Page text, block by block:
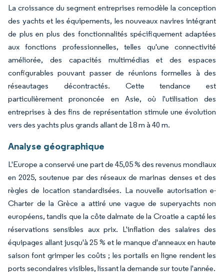
La croissance du segment entreprises remodèle la conception
des yachts et les équipements, les nouveaux navires intégrant
de plus en plus des fonctionnalités spécifiquement adaptées
aux fonctions professionnelles, telles qu'une connectivité
améliorée, des capacités multimédias et des espaces
configurables pouvant passer de réunions formelles à des
réseautages décontractés. Cette tendance est
particulièrement prononcée en Asie, où l'utilisation des
entreprises à des fins de représentation stimule une évolution
vers des yachts plus grands allant de 18 m à 40 m.
Analyse géographique
L'Europe a conservé une part de 45,05 % des revenus mondiaux
en 2025, soutenue par des réseaux de marinas denses et des
règles de location standardisées. La nouvelle autorisation e-
Charter de la Grèce a attiré une vague de superyachts non
européens, tandis que la côte dalmate de la Croatie a capté les
réservations sensibles aux prix. L'inflation des salaires des
équipages allant jusqu'à 25 % et le manque d'anneaux en haute
saison font grimper les coûts ; les portails en ligne rendent les
ports secondaires visibles, lissant la demande sur toute l'année.